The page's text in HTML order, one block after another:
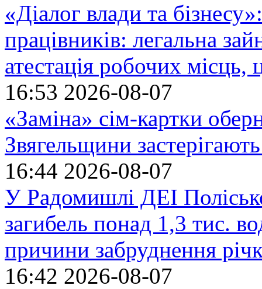
«Діалог влади та
працівників: легальна
атестація робочих місць,
16:53 2026-08-07
«Заміна» сім-картки
Звягельщини
16:44 2026-08-07
У Радомишлі ДЕІ
загибель понад 1,3 тис.
причини забруднення
16:42 2026-08-07